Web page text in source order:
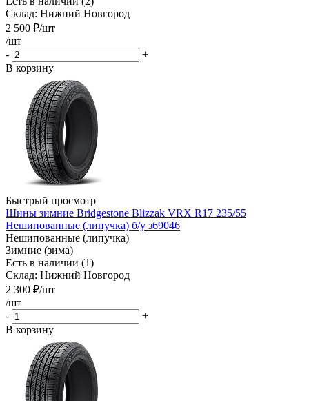
Склад: Нижний Новгород
2 500 ₽/шт
/шт
-
+
В корзину
Быстрый просмотр
Шины зимние Bridgestone Blizzak VRX R17 235/55
Нешипованные (липучка) б/у з69046
Нешипованные (липучка)
Зимние (зима)
Есть в наличии (1)
Склад: Нижний Новгород
2 300 ₽/шт
/шт
-
+
В корзину